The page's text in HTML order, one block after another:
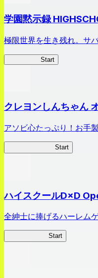
学園黙示録
極限世界を生き残れ。サ
Start
クレヨンしんちゃん
アソビ心たっぷり！お手
Start
ハイスクールD×D
全紳士に捧げるハーレム
Start